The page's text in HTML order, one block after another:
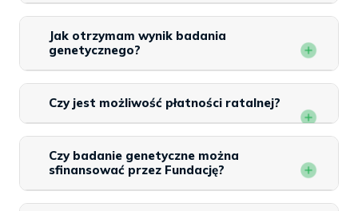
Jak otrzymam wynik badania
genetycznego?
Czy jest możliwość płatności ratalnej?
Czy badanie genetyczne można
sfinansować przez Fundację?